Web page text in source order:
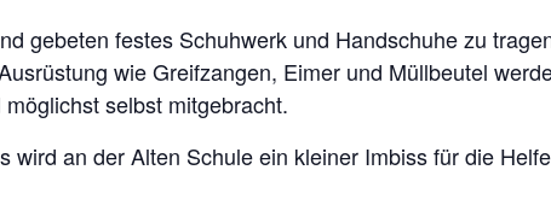
gebeten festes Schuhwerk und Handschuhe zu
wie Greifzangen, Eimer und Müllbeutel
selbst mitgebracht.
wird an der Alten Schule ein kleiner Imbiss für die